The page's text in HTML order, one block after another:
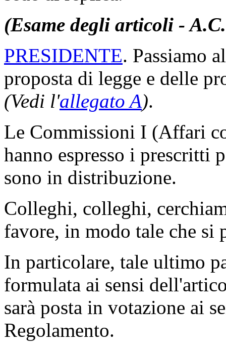
(Esame degli articoli -
PRESIDENTE. Passiamo
proposta di legge e delle
(Vedi l'allegato A).
Le Commissioni I (Affari
hanno espresso i prescritti
sono in distribuzione.
Colleghi, colleghi,
favore, in modo tale che si
In particolare, tale ultimo
formulata ai sensi
sarà posta in votazione ai
Regolamento.